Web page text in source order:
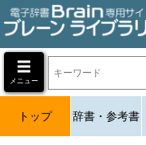
メニュー
トップ 辞書・参考書